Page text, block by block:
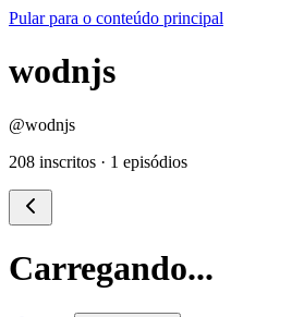
Pular para o conteúdo principal
wodnjs
@wodnjs
208 inscritos · 1 episódios
Carregando...